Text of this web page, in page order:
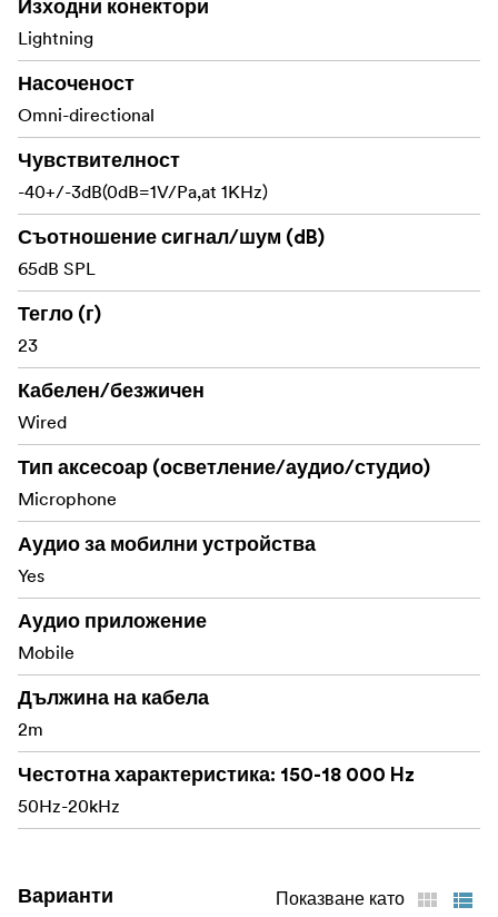
Изходни конектори
Lightning
Насоченост
Omni-directional
Чувствителност
-40+/-3dB(0dB=1V/Pa,at 1KHz)
Съотношение сигнал/шум (dB)
65dB SPL
Тегло (г)
23
Кабелен/безжичен
Wired
Тип аксесоар (осветление/аудио/студио)
Microphone
Аудио за мобилни устройства
Yes
Аудио приложение
Mobile
Дължина на кабела
2m
Честотна характеристика: 150-18 000 Hz
50Hz-20kHz
Варианти Показване като